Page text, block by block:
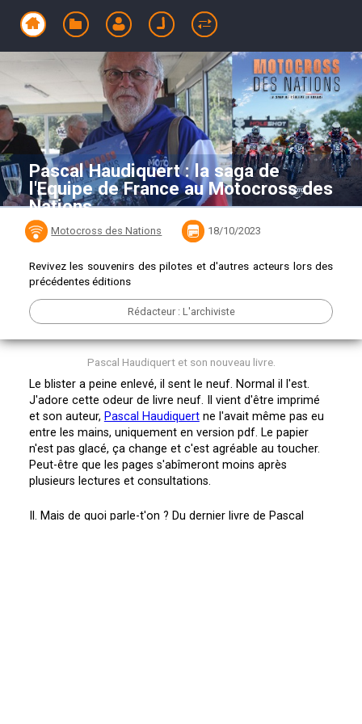
Pascal Haudiquert : la saga de
l'Equipe de France au Motocross des
Nations
Motocross des Nations 18/10/2023
Revivez les souvenirs des pilotes et d'autres acteurs lors des
précédentes éditions
Rédacteur : L'archiviste
Pascal Haudiquert et son nouveau livre.
Le blister a peine enlevé, il sent le neuf. Normal il l'est.
J'adore cette odeur de livre neuf. Il vient d'être imprimé
et son auteur, Pascal Haudiquertne l'avait même pas eu
entre les mains, uniquement en version pdf. Le papier
n'est pas glacé, ça change et c'est agréable au toucher.
Peut-être que les pages s'abîmeront moins après
plusieurs lectures et consultations.
Il. Mais de quoi parle-t'on ? Du dernier livre de Pascal